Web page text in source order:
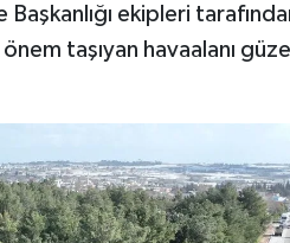
Başkanlığı ekipleri
taşıyan havaalanı